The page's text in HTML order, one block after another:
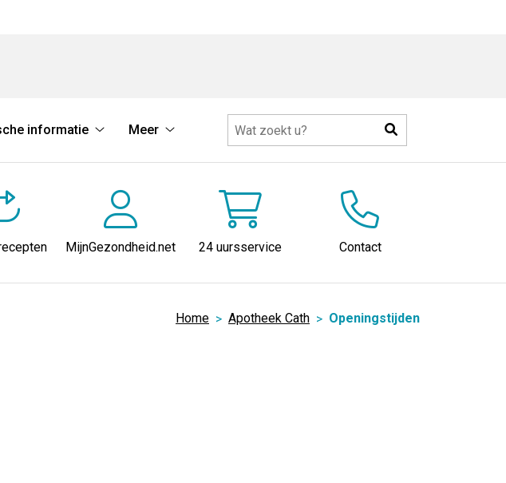
informatie
informatie
submenu
Meer
submenu
Zoeken
MijnGezondheid.net 24 uursservice Contact
Home Apotheek Cath Openingstijden